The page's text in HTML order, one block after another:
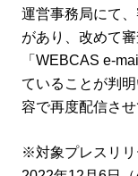
運営事務局にて
があり、改めて
「WEBCAS e-
ていることが判
容で再度配信させ
※対象プレスリリ